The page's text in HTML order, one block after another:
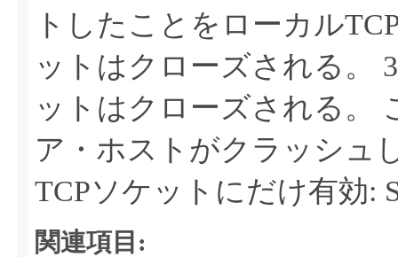
トしたことをローカル
ットはクローズされる。
ットはクローズされる。
ア・ホストがクラッシュ
TCPソケットにだけ有効:
関連項目: